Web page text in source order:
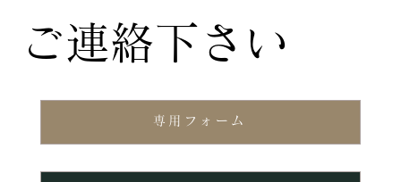
専用フォーム
ご連絡下さい